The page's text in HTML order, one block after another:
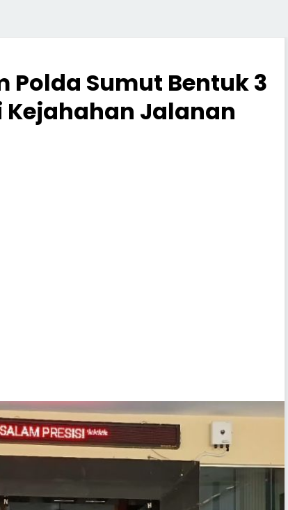
Polda Sumut Bentuk 3
Kejahahan Jalanan